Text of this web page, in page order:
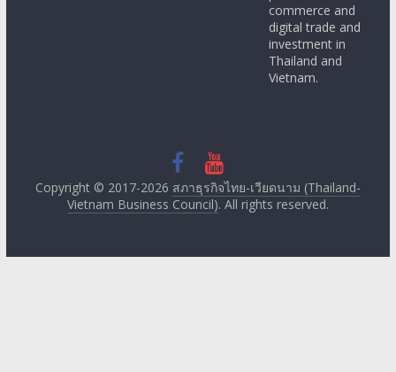
commerce and
digital trade and
investment in
Thailand and
Vietnam.
Copyright © 2017-2026 สภาธุรกิจไทย-เวียดนาม (Thailand-
Vietnam Business Council). All rights reserved.